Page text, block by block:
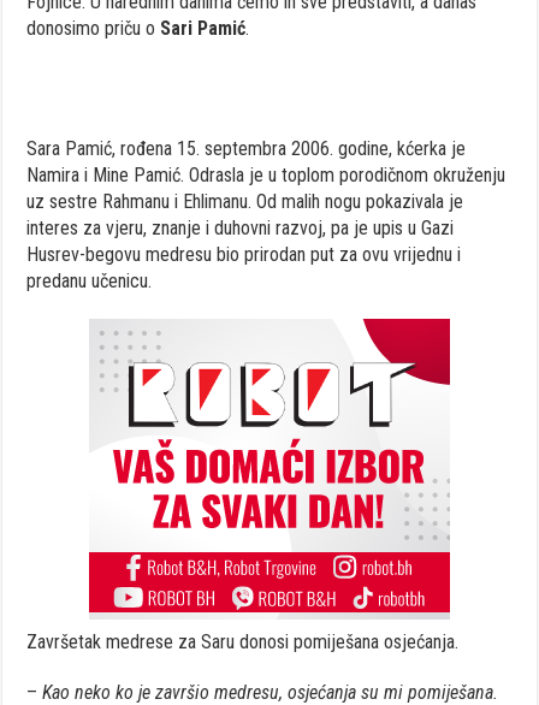
donosimo priču o Sari Pamić.
Sara Pamić, rođena 15. septembra 2006. godine, kćerka je
Namira i Mine Pamić. Odrasla je u toplom porodičnom okruženju
uz sestre Rahmanu i Ehlimanu. Od malih nogu pokazivala je
interes za vjeru, znanje i duhovni razvoj, pa je upis u Gazi
Husrev-begovu medresu bio prirodan put za ovu vrijednu i
predanu učenicu.
Završetak medrese za Saru donosi pomiješana osjećanja.
–Kao neko ko je završio medresu, osjećanja su mi pomiješana.